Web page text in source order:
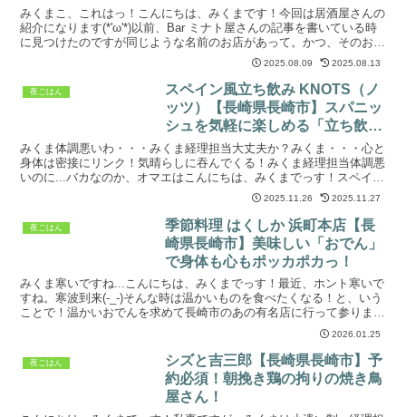
みくまこ、これはっ！こんにちは、みくまです！今回は居酒屋さんの
紹介になります(*'ω'*)以前、Bar ミナト屋さんの記事を書いている時
に見つけたのですが同じような名前のお店があって。かつ、そのお店
のホームページを見てたら私が大好きな銘柄の...2025.08.09 2025.08.13
夜ごはん
スペイン風立ち飲み KNOTS（ノ
ッツ）【長崎県長崎市】スパニッ
シュを気軽に楽しめる「立ち飲
み」屋さん！
みくま体調悪いわ・・・みくま経理担当大丈夫か？みくま・・・心と
身体は密接にリンク！気晴らしに吞んでくる！みくま経理担当体調悪
いのに...バカなのか、オマエはこんにちは、みくまでっす！スペイン
料理って美味しいですよね！アヒージョとか、黒豚の生...
2025.11.26 2025.11.27
夜ごはん
季節料理 はくしか 浜町本店【長
崎県長崎市】美味しい「おでん」
で身体も心もポッカポカっ！
みくま寒いですね...こんにちは、みくまでっす！最近、ホント寒いで
すね。寒波到来(-_-)そんな時は温かいものを食べたくなる！と、いう
ことで！温かいおでんを求めて長崎市のあの有名店に行って参りまし
2026.01.25
夜ごはん
シズと吉三郎【長崎県長崎市】予
約必須！朝挽き鶏の拘りの焼き鳥
屋さん！